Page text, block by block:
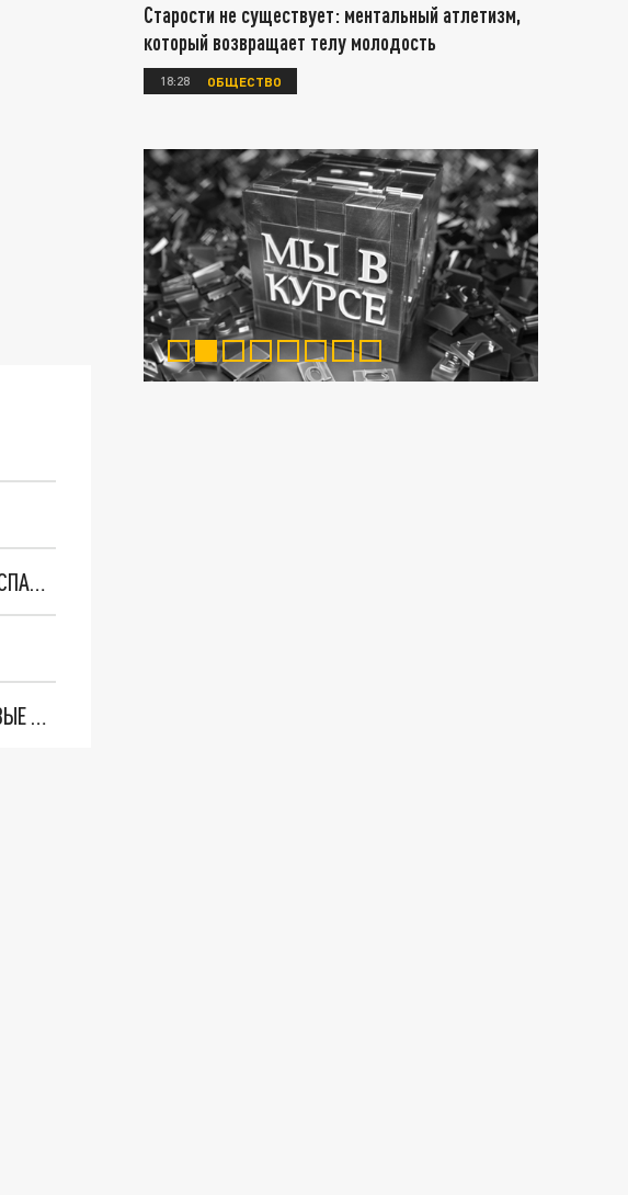
В МЧС РАССКАЗАЛИ О СУДЬБЕ 150 ТЫСЯЧ ДОЛЛАРОВ, НАЙДЕННЫХ В ТУРЦИИ РУССКИМИ СПАСАТЕЛЯМИ
"ОЧЕНЬ ПЛОХИЕ НОВОСТИ": БОЛЬШАЯ ОШИБКА PALANTIR В РОССИИ. СТРАНЫ НАТО ВПЕРВЫЕ ЗА СВО ОСТАНОВИЛИ ПОСТАВКИ ОРУЖИЯ. ВСУ ТЕРЯЮТ ПРИГРАНИЧЬЕ?
Старости не существует: ментальный атлетизм,
который возвращает телу молодость
18:28 ОБЩЕСТВО